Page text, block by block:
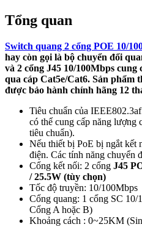
Tổng quan
Switch quang 2 cổng POE 10/
hay còn gọi là bộ chuyển đổi
và 2 cổng J45 10/100Mbps
qua cáp Cat5e/Cat6. Sản
được bảo hành chính hãng 12
Tiêu chuẩn của
có thể cung cấp năng
tiêu chuẩn).
Nếu thiết bị PoE bị ngắt kết
điện. Các tính năng chuyển
Cổng kết nối: 2 cổng J45
/ 25.5W (tùy chọn)
Tốc độ truyền: 10/100Mbps
Cổng quang: 1 cổng SC
Cổng A hoặc B)
Khoảng cách : 0~25KM